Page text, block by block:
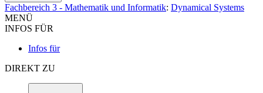
Fachbereich 3 - Mathematik und Informatik: Dynamical Systems
MENÜ
INFOS FÜR
Infos für
DIREKT ZU